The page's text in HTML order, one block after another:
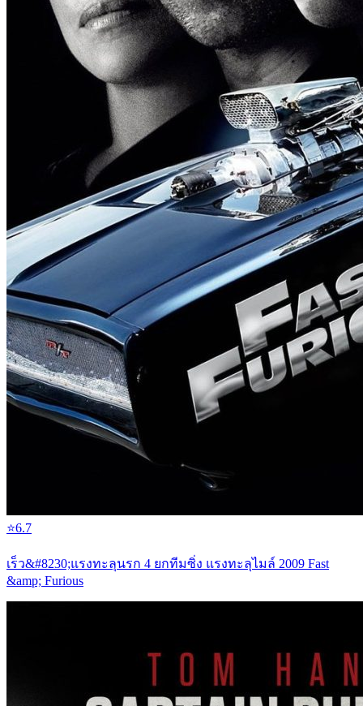
⭐6.7
เร็ว&#8230;แรงทะลุนรก 4 ยกทีมซิ่ง แรงทะลุไมล์ 2009 Fast
&amp; Furious